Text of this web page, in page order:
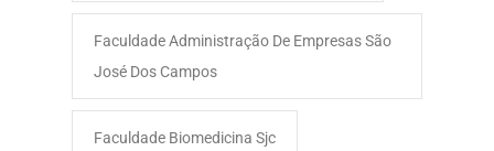
Faculdade Administração De Empresas São
José Dos Campos​
Faculdade Biomedicina Sjc